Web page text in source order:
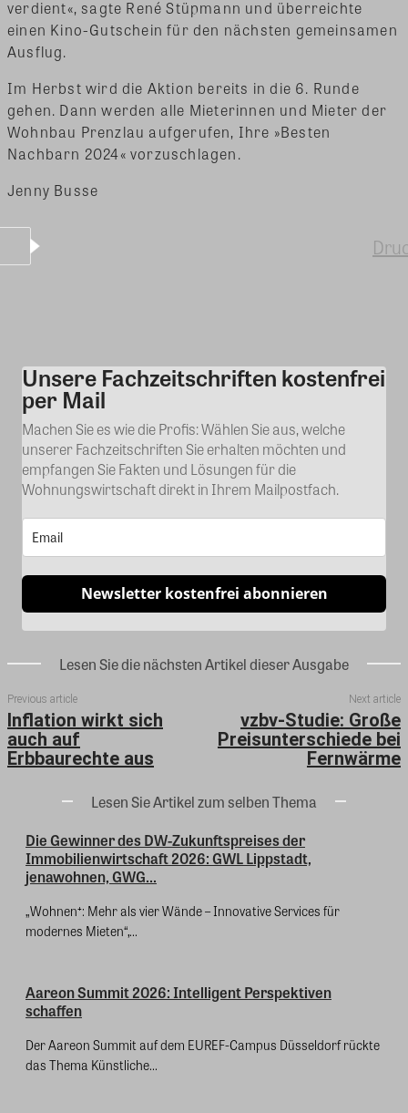
verdient«, sagte René Stüpmann und überreichte
einen Kino-Gutschein für den nächsten gemeinsamen
Ausflug.
Im Herbst wird die Aktion bereits in die 6. Runde
gehen. Dann werden alle Mieterinnen und Mieter der
Wohnbau Prenzlau aufgerufen, Ihre »Besten
Nachbarn 2024« vorzuschlagen.
Jenny Busse
Kommentar
Unsere Fachzeitschriften kostenfrei
per Mail
Machen Sie es wie die Profis: Wählen Sie aus, welche
unserer Fachzeitschriften Sie erhalten möchten und
empfangen Sie Fakten und Lösungen für die
Wohnungswirtschaft direkt in Ihrem Mailpostfach.
Newsletter kostenfrei abonnieren
Lesen Sie die nächsten Artikel dieser Ausgabe
Previous article
Inflation wirkt sich
auch auf
Erbbaurechte aus
Next article
vzbv-Studie: Große
Preisunterschiede bei
Fernwärme
Lesen Sie Artikel zum selben Thema
Die Gewinner des DW-Zukunftspreises der
Immobilienwirtschaft 2026: GWL Lippstadt,
jenawohnen, GWG...
„Wohnen⁺: Mehr als vier Wände – Innovative Services für
modernes Mieten“,...
Aareon Summit 2026: Intelligent Perspektiven
schaffen
Der Aareon Summit auf dem EUREF-Campus Düsseldorf rückte
das Thema Künstliche...